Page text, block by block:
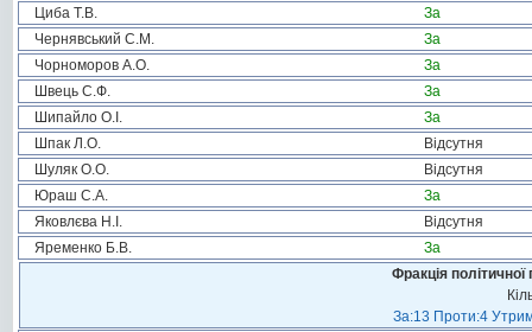
Циба Т.В.
За
Чернявський С.М.
За
Чорноморов А.О.
За
Швець С.Ф.
За
Шипайло О.І.
За
Шпак Л.О.
Відсутня
Шуляк О.О.
Відсутня
Юраш С.А.
За
Яковлєва Н.І.
Відсутня
Яременко Б.В.
За
Фракція
За:13 Проти:4